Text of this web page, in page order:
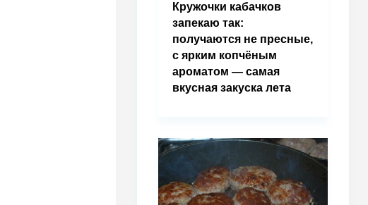
Кружочки кабачков
запекаю так:
получаются не пресные,
с ярким копчёным
ароматом — самая
вкусная закуска лета